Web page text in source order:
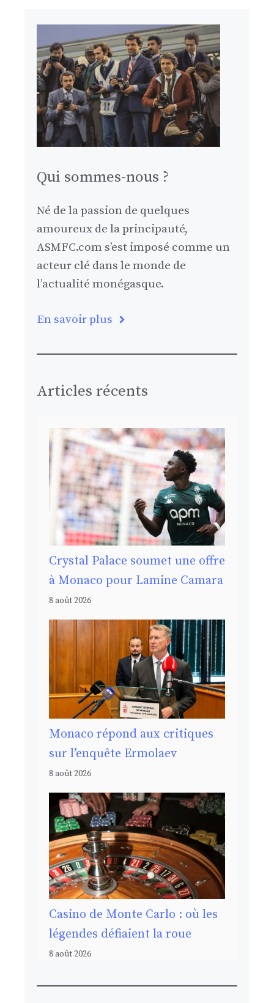
Qui sommes-nous ?
Né de la passion de quelques
amoureux de la principauté,
ASMFC.com s’est imposé comme un
acteur clé dans le monde de
l’actualité monégasque.
En savoir plus
Articles récents
Crystal Palace soumet une offre
à Monaco pour Lamine Camara
8 août 2026
Monaco répond aux critiques
sur l’enquête Ermolaev
8 août 2026
Casino de Monte Carlo : où les
légendes défiaient la roue
8 août 2026